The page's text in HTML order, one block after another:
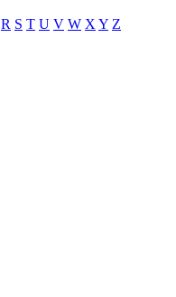
R S T U V W X Y Z